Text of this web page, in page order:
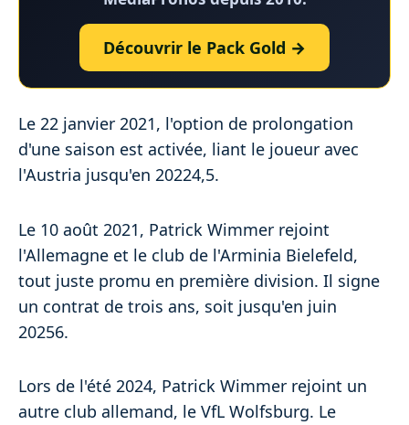
Découvrir le Pack Gold →
Le 22 janvier 2021, l'option de prolongation
d'une saison est activée, liant le joueur avec
l'Austria jusqu'en 20224,5.
Le 10 août 2021, Patrick Wimmer rejoint
l'Allemagne et le club de l'Arminia Bielefeld,
tout juste promu en première division. Il signe
un contrat de trois ans, soit jusqu'en juin
20256.
Lors de l'été 2024, Patrick Wimmer rejoint un
autre club allemand, le VfL Wolfsburg. Le